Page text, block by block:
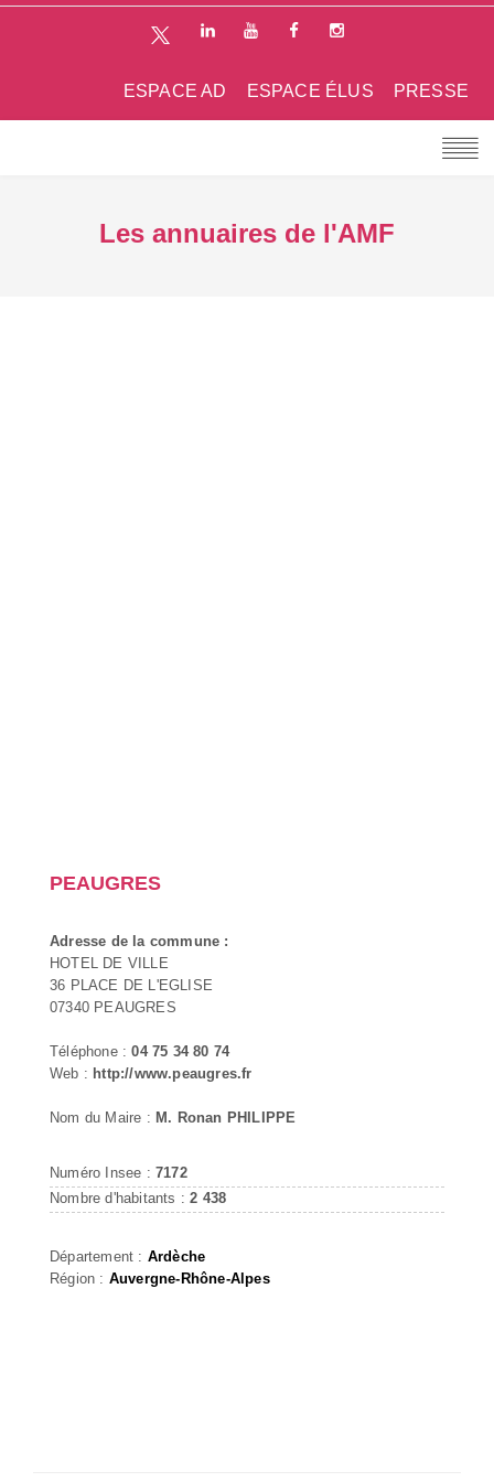
PRESSE
ESPACE ÉLUS
ESPACE AD
Les annuaires de l'AMF
PEAUGRES
Adresse de la commune :
HOTEL DE VILLE
36 PLACE DE L'EGLISE
07340 PEAUGRES
Téléphone :04 75 34 80 74
Web : http://www.peaugres.fr
Nom du Maire : M. Ronan PHILIPPE
Numéro Insee : 7172
Nombre d'habitants :2 438
Département : Ardèche
Région : Auvergne-Rhône-Alpes